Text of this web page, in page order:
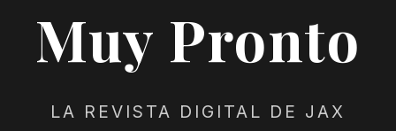
Muy Pronto
LA REVISTA DIGITAL DE JAX